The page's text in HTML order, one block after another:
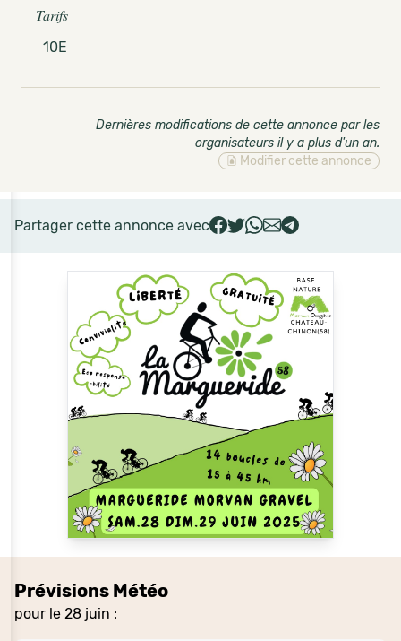
Prévisions Météo
pour le 28 juin :
Tarifs
10E
Dernières modifications de cette annonce par les
organisateurs il y a plus d'un an.
Modifier cette annonce
Partager cette annonce avec